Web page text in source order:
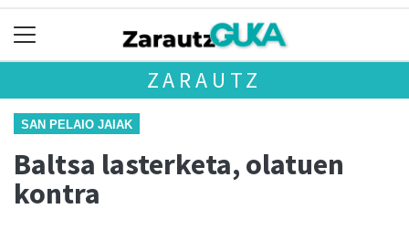
ZARAUTZ
SAN PELAIO JAIAK
Baltsa lasterketa, olatuen
kontra